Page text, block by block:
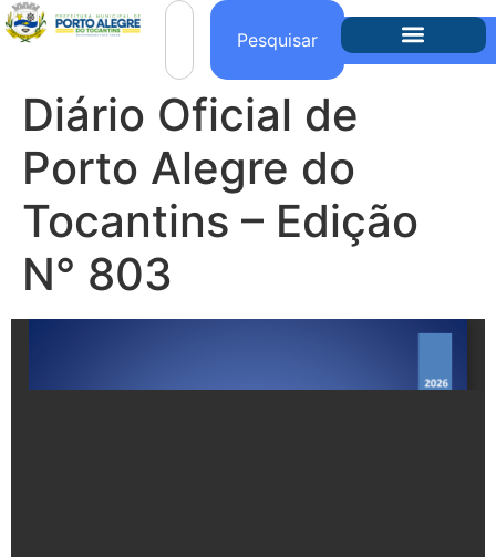
conteúdo
Pesquisar
Diário Oficial de
Porto Alegre do
Tocantins – Edição
N° 803